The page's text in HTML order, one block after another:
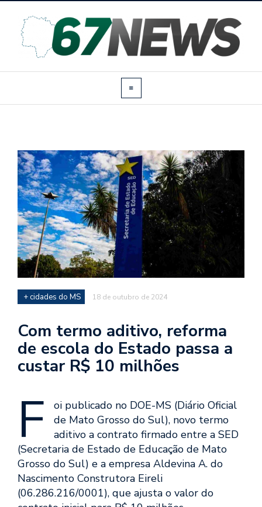
+ cidades do MS 18 de outubro de 2024
Com termo aditivo, reforma
de escola do Estado passa a
custar R$ 10 milhões
F
oi publicado no DOE-MS (Diário Oficial
de Mato Grosso do Sul), novo termo
aditivo a contrato firmado entre a SED
(Secretaria de Estado de Educação de Mato
Grosso do Sul) e a empresa Aldevina A. do
Nascimento Construtora Eireli
(06.286.216/0001), que ajusta o valor do